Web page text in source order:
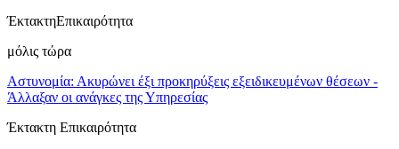
ΈκτακτηΕπικαιρότητα
μόλις τώρα
Αστυνομία: Ακυρώνει έξι προκηρύξεις εξειδικευμένων θέσεων -
Άλλαξαν οι ανάγκες της Υπηρεσίας
Έκτακτη Επικαιρότητα